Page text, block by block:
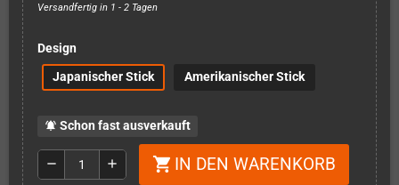
Versandfertig in 1 - 2 Tagen
Design
Japanischer Stick
Amerikanischer Stick
notifications_active Schon fast ausverkauft
remove add shopping_cart IN DEN WARENKORB